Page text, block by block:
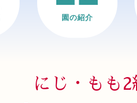
園の紹介
にじ・もも